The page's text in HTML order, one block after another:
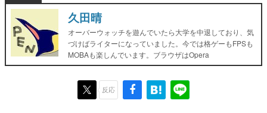
久田晴
オーバーウォッチを遊んでいたら大学を中退しており、気
づけばライターになっていました。今では格ゲーもFPSも
MOBAも楽しんでいます。ブラウザはOpera
反応